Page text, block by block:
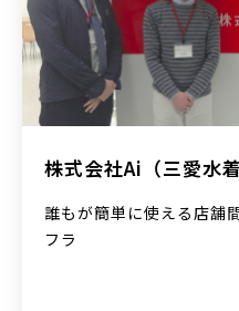
株式会社Ai（三愛水着
誰もが簡単に使える店舗
フラ